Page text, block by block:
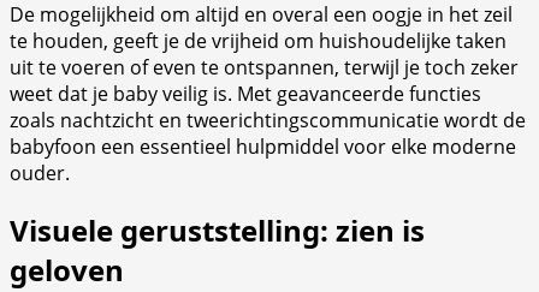
De mogelijkheid om altijd en overal een oogje in het zeil
te houden, geeft je de vrijheid om huishoudelijke taken
uit te voeren of even te ontspannen, terwijl je toch zeker
weet dat je baby veilig is. Met geavanceerde functies
zoals nachtzicht en tweerichtingscommunicatie wordt de
babyfoon een essentieel hulpmiddel voor elke moderne
ouder.
Visuele geruststelling: zien is
geloven